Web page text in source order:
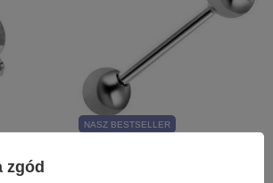
NASZ BESTSELLER
zgód